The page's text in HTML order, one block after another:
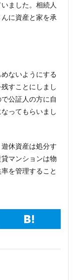
ました。相続人
に資産と家を承
ないようにする
すことにしまし
公証人の方に自
ってもらいまし
休資産は処分す
マンションは物
を管理すること